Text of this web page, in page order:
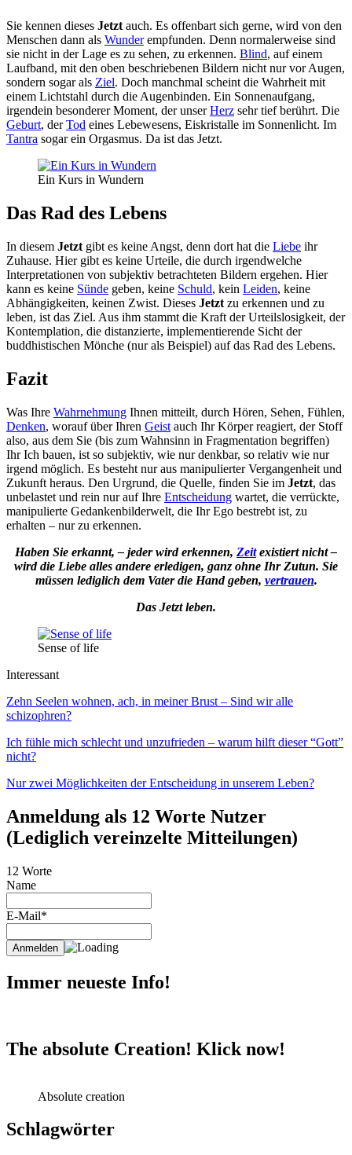
Sie kennen dieses Jetztauch. Es offenbart sich gerne, wird von den
Menschen dann als Wunderempfunden. Denn normalerweise sind
sie nicht in der Lage es zu sehen, zu erkennen. Blind, auf einem
Laufband, mit den oben beschriebenen Bildern nicht nur vor Augen,
sondern sogar als Ziel. Doch manchmal scheint die Wahrheit mit
einem Lichtstahl durch die Augenbinden. Ein Sonnenaufgang,
irgendein besonderer Moment, der unserHerz sehr tief berührt. Die
Geburt, derTod eines Lebewesens, Eiskristalle im Sonnenlicht. Im
Tantra sogar ein Orgasmus. Da ist das Jetzt.
Ein Kurs in Wundern
Das Rad des Lebens
In diesem Jetzt gibt es keine Angst, denn dort hat die Liebe ihr
Zuhause. Hier gibt es keine Urteile, die durch irgendwelche
Interpretationen von subjektiv betrachteten Bildern ergehen. Hier
kann es keine Sünde geben, keine Schuld, kein Leiden, keine
Abhängigkeiten, keinen Zwist. Dieses Jetzt zu erkennen und zu
leben, ist das Ziel. Aus ihm stammt die Kraft der Urteilslosigkeit, der
Kontemplation, die distanzierte, implementierende Sicht der
buddhistischen Mönche (nur als Beispiel) auf das Rad des Lebens.
Fazit
Was Ihre Wahrnehmung Ihnen mitteilt, durch Hören, Sehen, Fühlen,
Denken, worauf über Ihren Geist auch Ihr Körper reagiert, der Stoff
also, aus dem Sie (bis zum Wahnsinn in Fragmentation begriffen)
Ihr Ich bauen, ist so subjektiv, wie nur denkbar, so relativ wie nur
irgend möglich. Es besteht nur aus manipulierter Vergangenheit und
Zukunft heraus. Den Urgrund, die Quelle, finden Sie im Jetzt, das
unbelastet und rein nur auf Ihre Entscheidung wartet, die verrückte,
manipulierte Gedankenbilderwelt, die Ihr Ego bestrebt ist, zu
erhalten – nur zu erkennen.
Haben Sie erkannt, – jeder wird erkennen, Zeitexistiert nicht –
wird die Liebe alles andere erledigen, ganz ohne Ihr Zutun. Sie
müssen lediglich dem Vater die Hand geben, vertrauen.
Das Jetzt leben.
Sense of life
Interessant
Zehn Seelen wohnen, ach, in meiner Brust – Sind wir alle
schizophren?
Ich fühle mich schlecht und unzufrieden – warum hilft dieser “Gott”
nicht?
Nur zwei Möglichkeiten der Entscheidung in unserem Leben?
Anmeldung als 12 Worte Nutzer
(Lediglich vereinzelte Mitteilungen)
12 Worte
Name
E-Mail*
Immer neueste Info!
The absolute Creation! Klick now!
Absolute creation
Schlagwörter